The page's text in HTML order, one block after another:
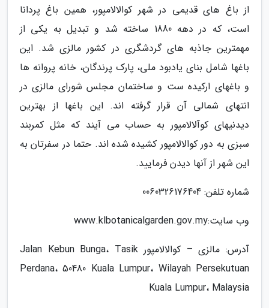
از باغ های قدیمی در شهر کوالالامپور، همین باغ پردانا
است، که در دهه 1880 ساخته شد و تبدیل به یکی از
مهمترین جاذبه های گردشگری در کشور مالزی شد. این
باغها شامل بنای یادبود ملی، پارک پرندگان، خانه پروانه ها
و باغهای ارکیده ست و ساختمان مجلس شورای مالزی در
انتهای شمالی آن قرار گرفته اند. این باغها از بهترین
دیدنیهای کوآلالامپور به حساب می آیند که مثل کمربند
سبزی به دور کوالالامپور کشیده شده اند. حتما در سفرتان به
این شهر از آنها دیدن فرمایید.
شماره تلفن: 0060326176404
وب سایت:www.klbotanicalgarden.gov.my
آدرس: مالزی – کوالالامپور Jalan Kebun Bunga، Tasik
Perdana، 50480 Kuala Lumpur، Wilayah Persekutuan
Kuala Lumpur، Malaysia